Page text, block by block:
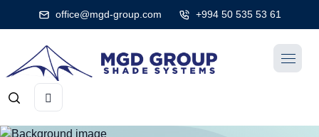
office@mgd-group.com +994 50 535 53 61